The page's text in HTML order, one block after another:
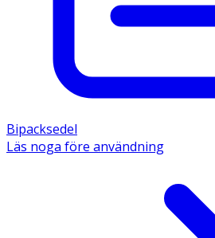
Bipacksedel
Läs noga före användning